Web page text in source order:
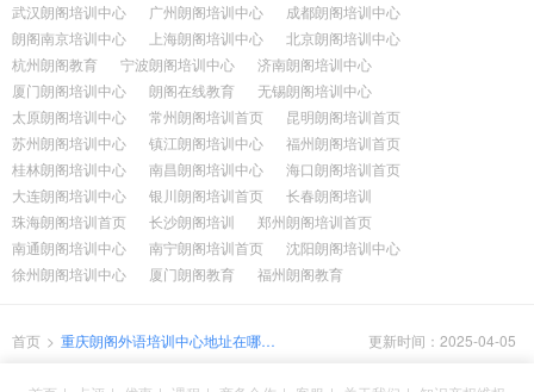
武汉朗阁培训中心
广州朗阁培训中心
成都朗阁培训中心
朗阁南京培训中心
上海朗阁培训中心
北京朗阁培训中心
杭州朗阁教育
宁波朗阁培训中心
济南朗阁培训中心
厦门朗阁培训中心
朗阁在线教育
无锡朗阁培训中心
太原朗阁培训中心
常州朗阁培训首页
昆明朗阁培训首页
苏州朗阁培训中心
镇江朗阁培训中心
福州朗阁培训首页
桂林朗阁培训中心
南昌朗阁培训中心
海口朗阁培训首页
大连朗阁培训中心
银川朗阁培训首页
长春朗阁培训
珠海朗阁培训首页
长沙朗阁培训
郑州朗阁培训首页
南通朗阁培训中心
南宁朗阁培训首页
沈阳朗阁培训中心
徐州朗阁培训中心
厦门朗阁教育 福州朗阁教育
首页 > 重庆朗阁外语培训中心地址在哪
更新时间：2025-04-05